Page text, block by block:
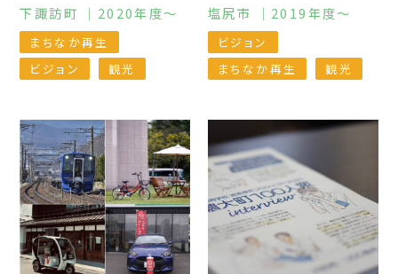
下諏訪町 ｜2020年度〜
まちなか再生
ビジョン
観光
塩尻市 ｜2019年度〜
ビジョン
まちなか再生
観光